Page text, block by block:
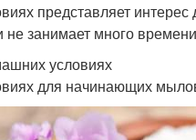
представляет
не занимает много
условиях
для начинающих